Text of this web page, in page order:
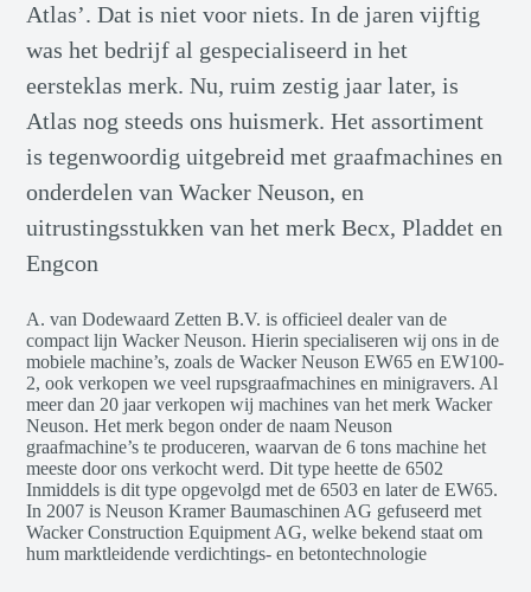
Atlas’. Dat is niet voor niets. In de jaren vijftig
was het bedrijf al gespecialiseerd in het
eersteklas merk. Nu, ruim zestig jaar later, is
Atlas nog steeds ons huismerk. Het assortiment
is tegenwoordig uitgebreid met graafmachines en
onderdelen van Wacker Neuson, en
uitrustingsstukken van het merk Becx, Pladdet en
Engcon
A. van Dodewaard Zetten B.V. is officieel dealer van de
compact lijn Wacker Neuson. Hierin specialiseren wij ons in de
mobiele machine’s, zoals de Wacker Neuson EW65 en EW100-
2, ook verkopen we veel rupsgraafmachines en minigravers. Al
meer dan 20 jaar verkopen wij machines van het merk Wacker
Neuson. Het merk begon onder de naam Neuson
graafmachine’s te produceren, waarvan de 6 tons machine het
meeste door ons verkocht werd. Dit type heette de 6502
Inmiddels is dit type opgevolgd met de 6503 en later de EW65.
In 2007 is Neuson Kramer Baumaschinen AG gefuseerd met
Wacker Construction Equipment AG, welke bekend staat om
hum marktleidende verdichtings- en betontechnologie